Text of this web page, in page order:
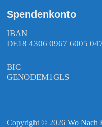
Spendenkonto
IBAN
DE18 4306 0967 6005
BIC
GENODEM1GLS
Copyright © 2026Wo Nach